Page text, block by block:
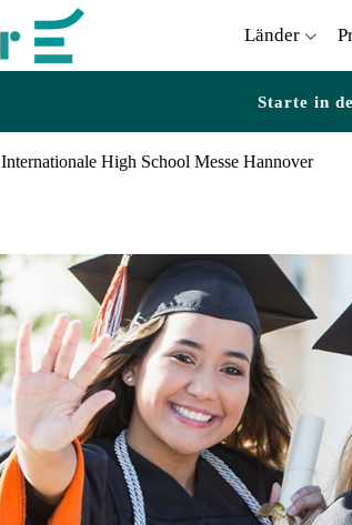
Länder
Starte in
Internationale High School Messe Hannover